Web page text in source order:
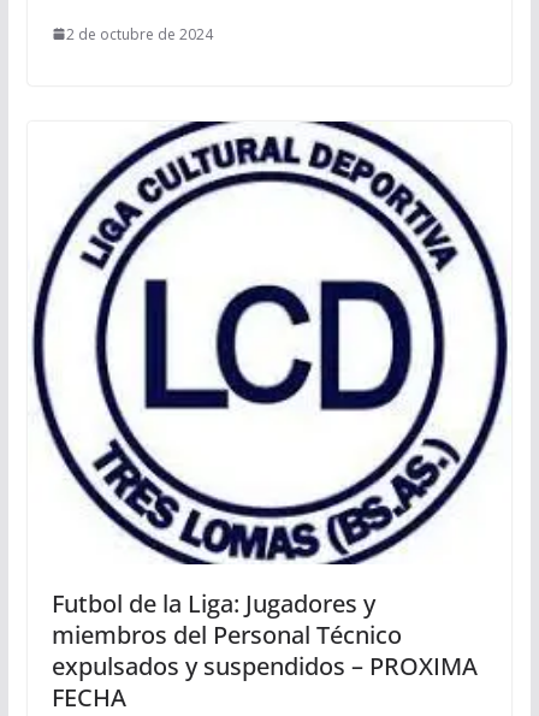
2 de octubre de 2024
Futbol de la Liga: Jugadores y
miembros del Personal Técnico
expulsados y suspendidos – PROXIMA
FECHA